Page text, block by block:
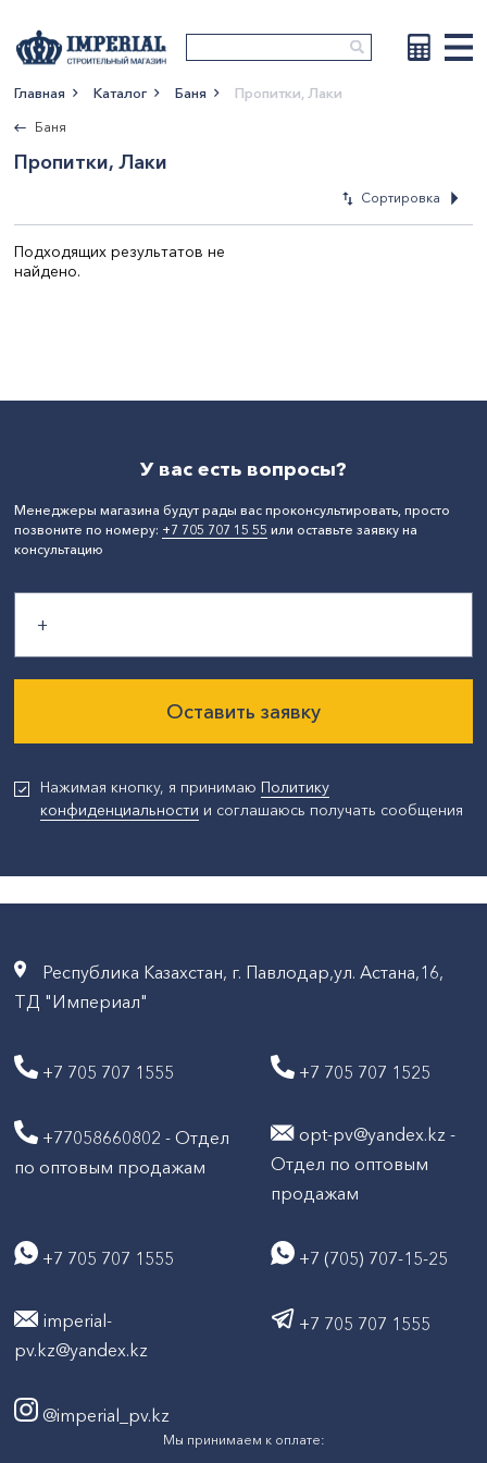
Главная Каталог Баня Пропитки, Лаки
Баня
Пропитки, Лаки
Сортировка
Подходящих результатов не
найдено.
У вас есть вопросы?
Менеджеры магазина будут рады вас проконсультировать, просто
позвоните по номеру: +7 705 707 15 55 или оставьте заявку на
консультацию
Оставить заявку
Нажимая кнопку, я принимаю Политику
конфиденциальности и соглашаюсь получать сообщения
Республика Казахстан, г. Павлодар,ул. Астана,16,
ТД "Империал"
+7 705 707 1555 +7 705 707 1525
+77058660802 - Отдел
по оптовым продажам
opt-pv@yandex.kz -
Отдел по оптовым
продажам
+7 705 707 1555 +7 (705) 707-15-25
imperial-
pv.kz@yandex.kz
+7 705 707 1555
@imperial_pv.kz
Мы принимаем к оплате: